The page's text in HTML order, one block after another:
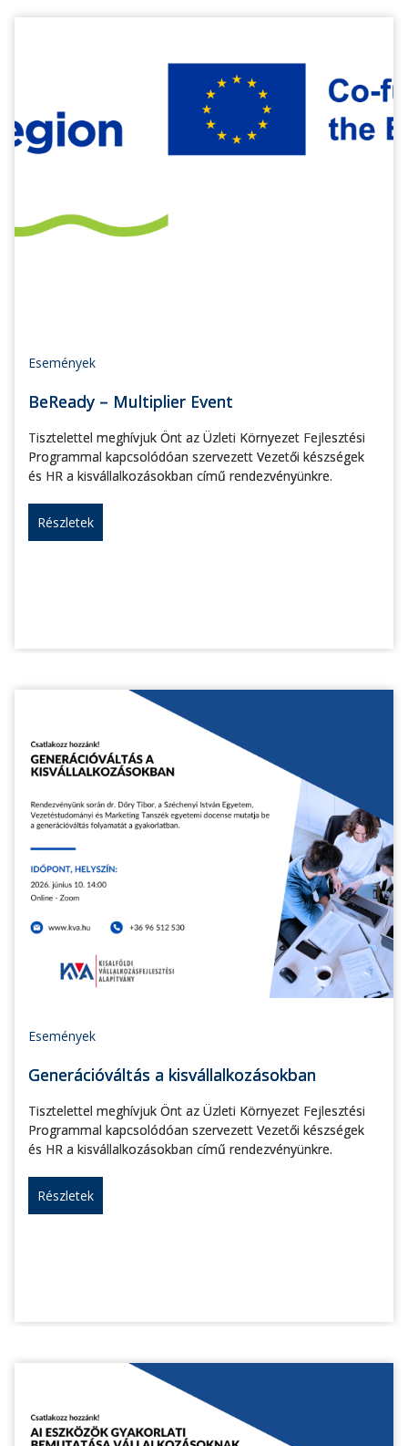
Események
BeReady – Multiplier Event
Tisztelettel meghívjuk Önt az Üzleti Környezet Fejlesztési
Programmal kapcsolódóan szervezett Vezetői készségek
és HR a kisvállalkozásokban című rendezvényünkre.
Részletek
Események
Generációváltás a kisvállalkozásokban
Tisztelettel meghívjuk Önt az Üzleti Környezet Fejlesztési
Programmal kapcsolódóan szervezett Vezetői készségek
és HR a kisvállalkozásokban című rendezvényünkre.
Részletek